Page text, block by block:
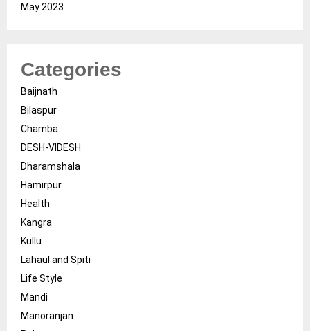
May 2023
Categories
Baijnath
Bilaspur
Chamba
DESH-VIDESH
Dharamshala
Hamirpur
Health
Kangra
Kullu
Lahaul and Spiti
Life Style
Mandi
Manoranjan